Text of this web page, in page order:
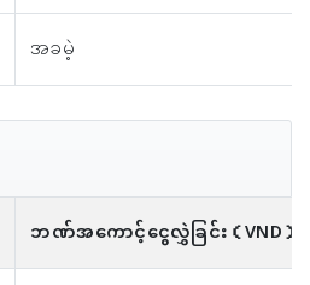
အခမဲ့
ဘဏ်အကောင့်ငွေလွှဲခြင်း（VND）